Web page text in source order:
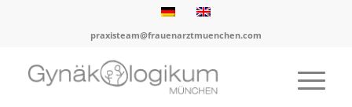
praxisteam@frauenarztmuenchen.com